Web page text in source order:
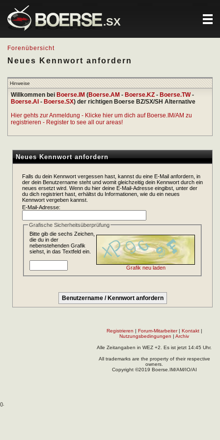
.SX
Forenübersicht
Neues Kennwort anfordern
Hinweise
Willkommen bei Boerse.IM (Boerse.AM - Boerse.KZ - Boerse.TW-
Boerse.AI - Boerse.SX) der richtigen Boerse BZ/SX/SH Alternative
Hier gehts zur Anmeldung - Klicke hier um dich auf Boerse.IM/AM zu
registrieren - Register to see all our areas!
Neues Kennwort anfordern
Falls du dein Kennwort vergessen hast, kannst du eine E-Mail anfordern, in
der dein Benutzername steht und womit gleichzeitig dein Kennwort durch ein
neues ersetzt wird. Wenn du hier deine E-Mail-Adresse eingibst, unter der
du dich registriert hast, erhältst du Informationen, wie du ein neues
Kennwort vergeben kannst.
E-Mail-Adresse:
Grafische Sicherheitsüberprüfung
Bitte gib die sechs Zeichen,
die du in der
nebenstehenden Grafik
siehst, in das Textfeld ein.
Grafik neu laden
Registrieren | Forum-Mitarbeiter| Kontakt|
Nutzungsbedingungen | Archiv
Alle Zeitangaben in WEZ +2. Es ist jetzt 14:45 Uhr.
All trademarks are the property of their respective
owners.
Copyright ©2019 Boerse.IM/AM/IO/AI
().